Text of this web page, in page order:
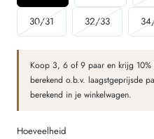
30/31
uitverkocht
niet
beschikbaar
32/33Variant
uitverkocht
niet
Koop 3, 6 of 9 paar en krijg
berekend o.b.v. laagstgeprijsde
berekend in je winkelwagen.
Hoeveelheid